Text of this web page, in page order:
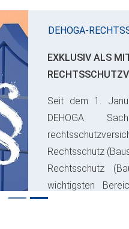
DEHOGA-
EXKLUSIV ALS
Seit dem 1.
DEHOGA
Rechtsschutz
Rechtsschutz
wichtigsten
Risikos ab und